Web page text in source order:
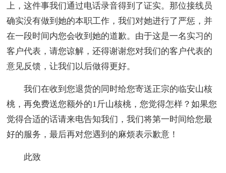
上，这件事我们通过电话录音得到了证实。那位接线员
确实没有做到她的本职工作，我们对她进行了严惩，并
在一段时间内您会收到她的道歉。由于这是一名实习的
客户代表，请您谅解，还得谢谢您对我们的客户代表的
意见反馈，让我们以后做得更好。
我们在收到您退货的同时给您寄送正宗的临安山核
桃，再免费送您额外的1斤山核桃，您觉得怎样？如果您
觉得合适的话请来电告知我们，我们将第一时间给您最
好的服务，最后再对您遇到的麻烦表示歉意！
此致